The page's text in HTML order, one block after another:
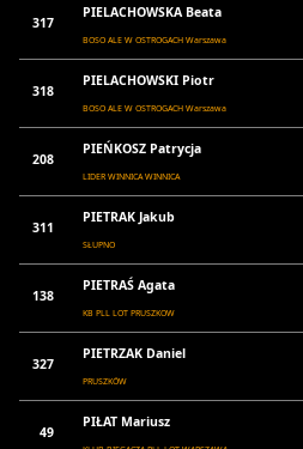
317
PIELACHOWSKA Beata
BOSO ALE W OSTROGACH Warszawa
318
PIELACHOWSKI Piotr
BOSO ALE W OSTROGACH Warszawa
208
PIEŃKOSZ Patrycja
LIDER WINNICA WINNICA
311
PIETRAK Jakub
SŁUPNO
138
PIETRAŚ Agata
KB PLL LOT PRUSZKOW
327
PIETRZAK Daniel
PRUSZKÓW
49
PIŁAT Mariusz